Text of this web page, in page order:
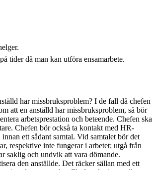
tider då man kan utföra ensamarbete.
har missbruksproblem? I de fall då chefen
att en anställd har missbruksproblem, så bör
arbetsprestation och beteende. Chefen ska
Chefen bör också ta kontakt med HR-
ett sådant samtal. Vid samtalet bör det
respektive inte fungerar i arbetet; utgå från
saklig och undvik att vara dömande.
den anställde. Det räcker sällan med ett